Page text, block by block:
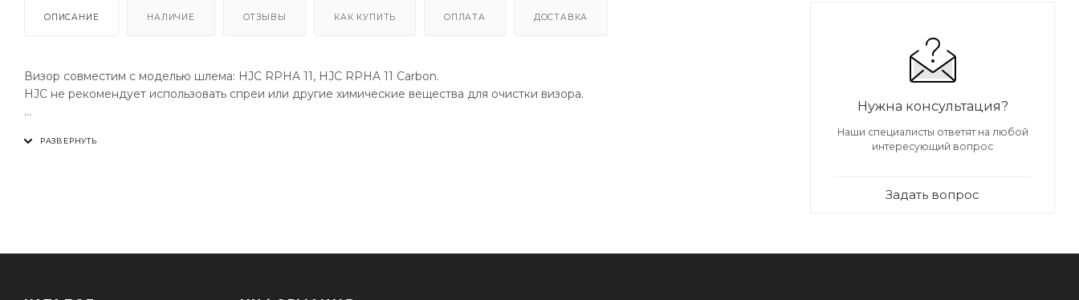
ОПИСАНИЕ НАЛИЧИЕ ОТЗЫВЫ КАК КУПИТЬ ОПЛАТА ДОСТАВКА
Визор совместим с моделью шлема: HJC RPHA 11, HJC RPHA 11 Carbon.
HJC не рекомендует использовать спреи или другие химические вещества для очистки визора.
- Защита от царапин
Нужна консультация?
Наши специалисты ответят на любой
интересующий вопрос
Задать вопрос